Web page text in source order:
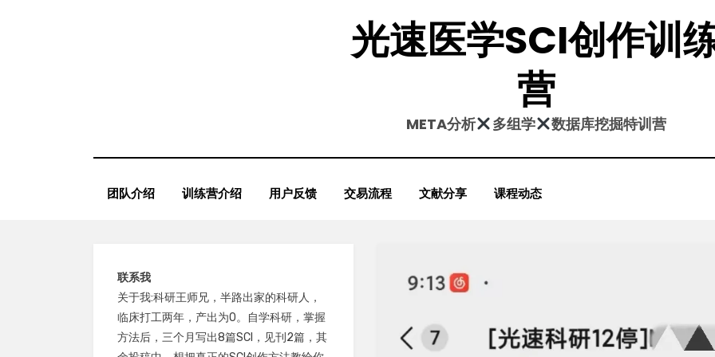
光速医学SCI创作训
营
META分析 多组学 数据库挖掘特训营
团队介绍 训练营介绍 用户反馈 交易流程 文献分享 课程动态
联系我
关于我:科研王师兄，半路出家的科研人，
临床打工两年，产出为0。自学科研，掌握
方法后，三个月写出8篇SCI，见刊2篇，其